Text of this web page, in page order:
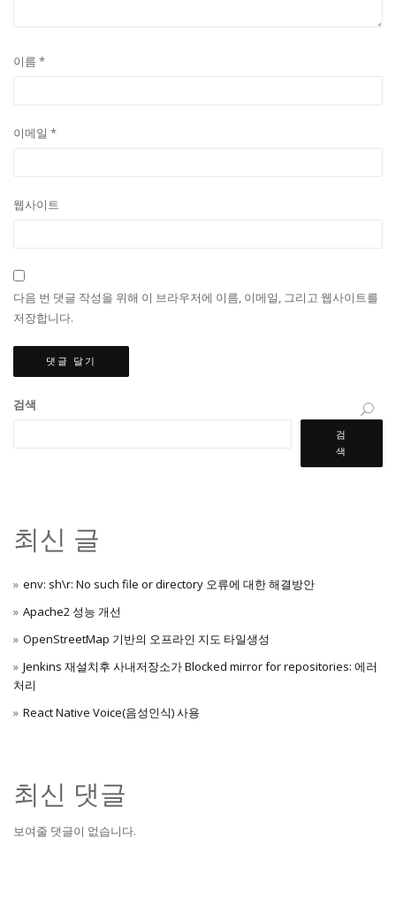
이름 *
이메일 *
웹사이트
다음 번 댓글 작성을 위해 이 브라우저에 이름, 이메일, 그리고 웹사이트를
저장합니다.
검색
검
색
최신 글
env: sh\r: No such file or directory 오류에 대한 해결방안
Apache2 성능 개선
OpenStreetMap 기반의 오프라인 지도 타일생성
Jenkins 재설치후 사내저장소가 Blocked mirror for repositories: 에러
처리
React Native Voice(음성인식) 사용
최신 댓글
보여줄 댓글이 없습니다.